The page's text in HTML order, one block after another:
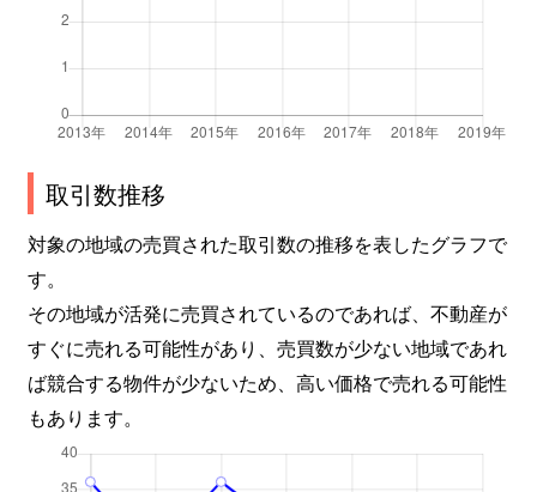
取引数推移
対象の地域の売買された取引数の推移を表したグラフで
す。
その地域が活発に売買されているのであれば、不動産が
すぐに売れる可能性があり、売買数が少ない地域であれ
ば競合する物件が少ないため、高い価格で売れる可能性
もあります。